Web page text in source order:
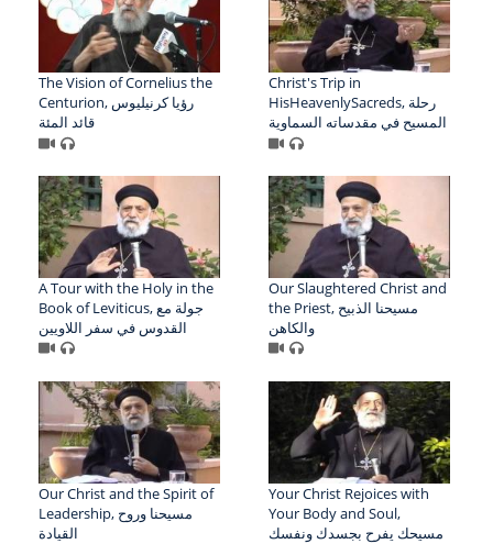
The Vision of Cornelius the
Centurion, رؤيا كرنيليوس
قائد المئة
Christ's Trip in
HisHeavenlySacreds, رحلة
المسيح في مقدساته السماوية
A Tour with the Holy in the
Book of Leviticus, جولة مع
القدوس في سفر اللاويين
Our Slaughtered Christ and
the Priest, مسيحنا الذبيح
والكاهن
Our Christ and the Spirit of
Leadership, مسيحنا وروح
القيادة
Your Christ Rejoices with
Your Body and Soul,
مسيحك يفرح بجسدك ونفسك